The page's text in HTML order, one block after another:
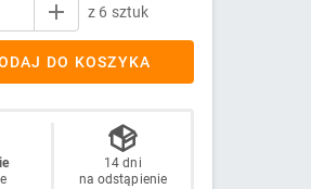
z 6 sztuk
DO KOSZYKA
14 dni
na odstąpienie